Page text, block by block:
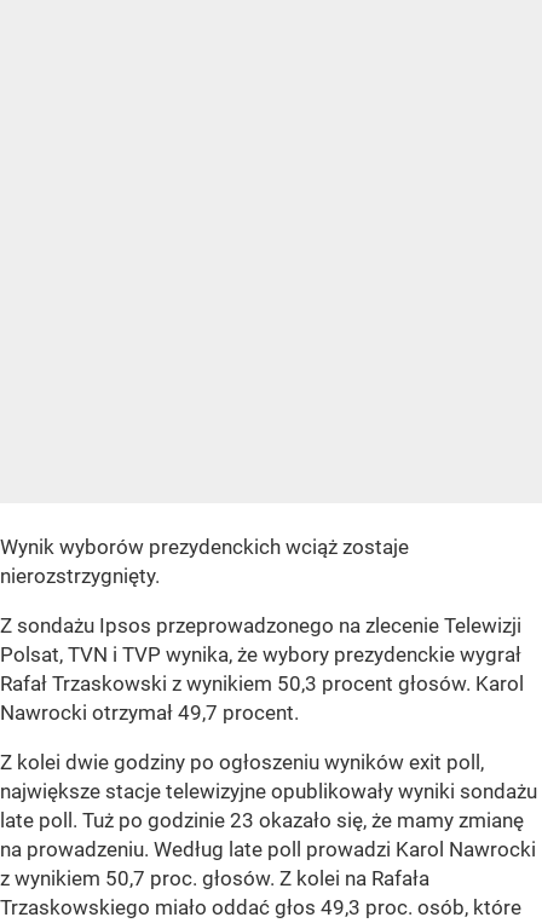
Wynik wyborów prezydenckich wciąż zostaje
nierozstrzygnięty.
Z sondażu Ipsos przeprowadzonego na zlecenie Telewizji
Polsat, TVN i TVP wynika, że wybory prezydenckie wygrał
Rafał Trzaskowski z wynikiem 50,3 procent głosów. Karol
Nawrocki otrzymał 49,7 procent.
Z kolei dwie godziny po ogłoszeniu wyników exit poll,
największe stacje telewizyjne opublikowały wyniki sondażu
late poll. Tuż po godzinie 23 okazało się, że mamy zmianę
na prowadzeniu. Według late poll prowadzi Karol Nawrocki
z wynikiem 50,7 proc. głosów. Z kolei na Rafała
Trzaskowskiego miało oddać głos 49,3 proc. osób, które